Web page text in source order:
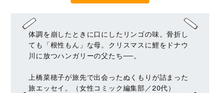
体調を崩したときに口にしたリンゴの味。骨折し
ても「根性もん」な母。クリスマスに鯉をドナウ
川に放つハンガリーの父たち──。
上橋菜穂子が旅先で出会ったぬくもりが詰まった
旅エッセイ。（女性コミック編集部／20代）